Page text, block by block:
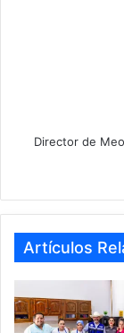
Director de
Artículos